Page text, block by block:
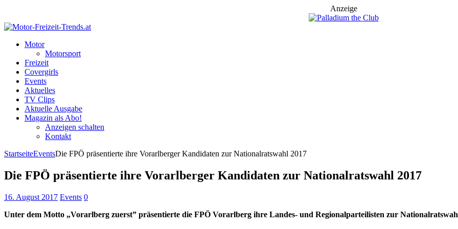
Anzeige
Motor
Motorsport
Freizeit
Covergirls
Events
Aktuelles
TV Clips
Aktuelle Ausgabe
Magazin als Abo!
Anzeigen schalten
Kontakt
StartseiteEventsDie FPÖ präsentierte ihre Vorarlberger Kandidaten zur Nationalratswahl 2017
Die FPÖ präsentierte ihre Vorarlberger Kandidaten zur Nationalratswahl 2017
16. August 2017 Events 0
Unter dem Motto „Vorarlberg zuerst” präsentierte die FPÖ Vorarlberg ihre Landes- und Regionalparteilisten zur